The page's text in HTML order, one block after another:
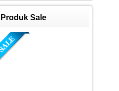
Produk Sale